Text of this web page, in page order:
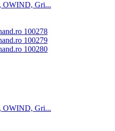
OWIND, Gri...
OWIND, Gri...